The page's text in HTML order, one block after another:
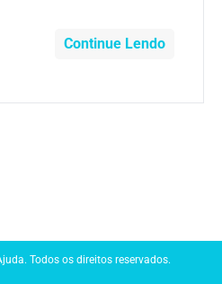
Continue Lendo
Todos os direitos reservados.